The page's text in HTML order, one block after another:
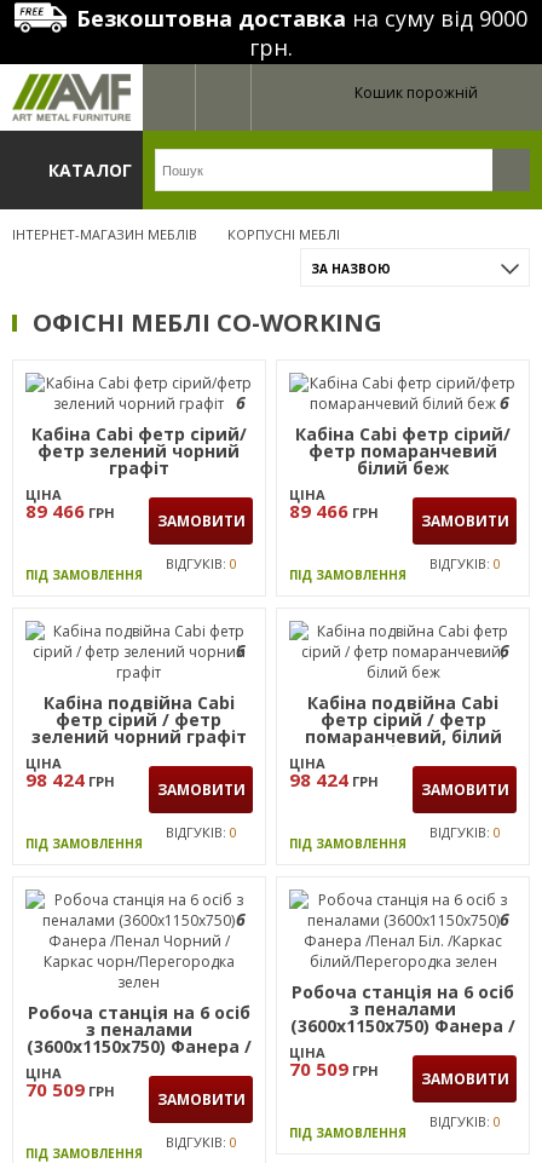
Безкоштовна доставка на суму від 9000
грн.
Кошик порожній
КАТАЛОГ
ІНТЕРНЕТ-МАГАЗИН МЕБЛІВ КОРПУСНІ МЕБЛІ
ЗА НАЗВОЮ
ОФІСНІ МЕБЛІ CO-WORKING
6
Кабіна Cabi фетр сірий/
фетр зелений чорний
графіт
ЦІНА
89 466 ГРН ЗАМОВИТИ
ПІД ЗАМОВЛЕННЯ
ВІДГУКІВ: 0
6
Кабіна Cabi фетр сірий/
фетр помаранчевий
білий беж
ЦІНА
89 466 ГРН ЗАМОВИТИ
ПІД ЗАМОВЛЕННЯ
ВІДГУКІВ: 0
6
Кабіна подвійна Cabi
фетр сірий / фетр
зелений чорний графіт
ЦІНА
98 424 ГРН ЗАМОВИТИ
ПІД ЗАМОВЛЕННЯ
ВІДГУКІВ: 0
6
Кабіна подвійна Cabi
фетр сірий / фетр
помаранчевий, білий
беж
ЦІНА
98 424 ГРН ЗАМОВИТИ
ПІД ЗАМОВЛЕННЯ
ВІДГУКІВ: 0
6
Робоча станція на 6 осіб
з пеналами
(3600х1150х750) Фанера /
Пенал Чорний / Каркас
чорн/Перегородка
зелен
ЦІНА
70 509 ГРН ЗАМОВИТИ
ПІД ЗАМОВЛЕННЯ
ВІДГУКІВ: 0
6
Робоча станція на 6 осіб
з пеналами
(3600х1150х750) Фанера /
Пенал Бiл. /Каркас
бiлий/Перегородка
зелен
ЦІНА
70 509 ГРН ЗАМОВИТИ
ПІД ЗАМОВЛЕННЯ
ВІДГУКІВ: 0